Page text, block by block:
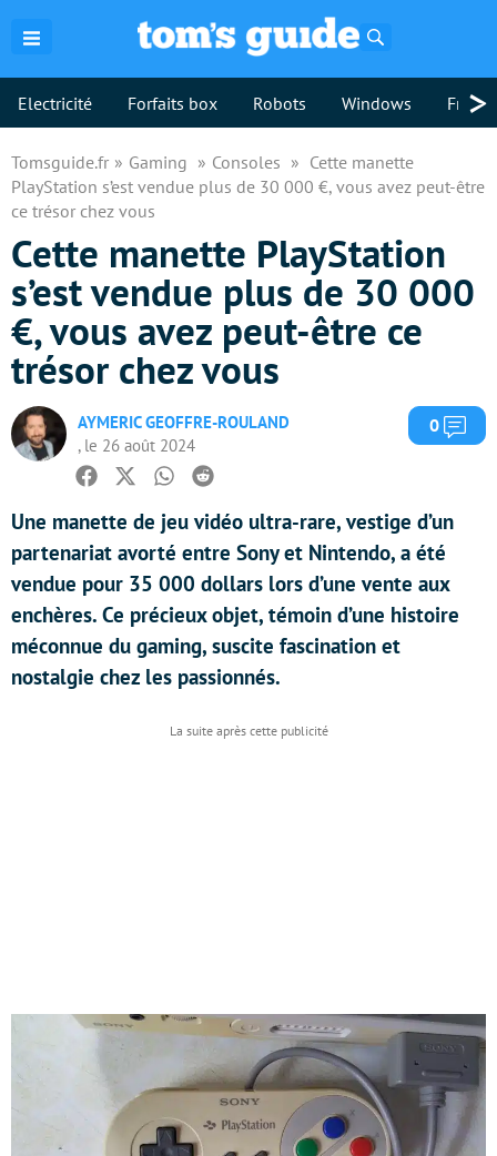
Electricité Forfaits box Robots Windows >
Tomsguide.fr Gaming Consoles
Cette manette
PlayStation s’est vendue plus de 30 000 €, vous avez peut-être
ce trésor chez vous
Cette manette PlayStation
s’est vendue plus de 30 000
€, vous avez peut-être ce
trésor chez vous
AYMERIC GEOFFRE-ROULAND
, le 26 août 2024
0
Facebook
TwitterWhatsapp
Reddit
Une manette de jeu vidéo ultra-rare, vestige d’un
partenariat avorté entre Sony et Nintendo, a été
vendue pour 35 000 dollars lors d’une vente aux
enchères. Ce précieux objet, témoin d’une histoire
méconnue du gaming, suscite fascination et
nostalgie chez les passionnés.